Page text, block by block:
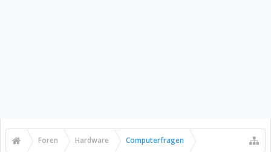
Foren Hardware Computerfragen